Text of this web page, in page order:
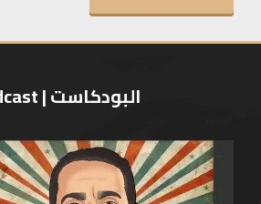
البودكاست | Podcast